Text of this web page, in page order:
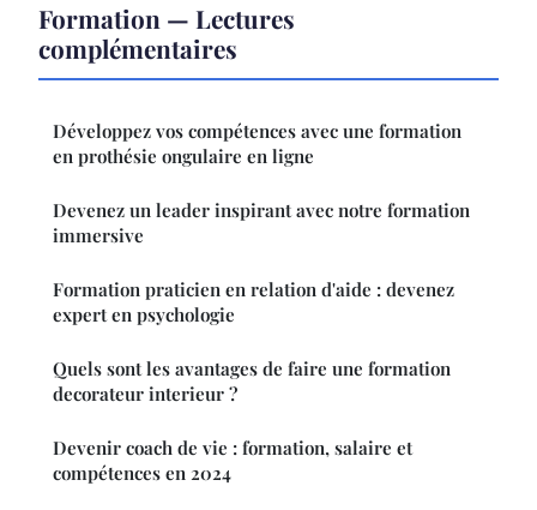
Formation — Lectures
complémentaires
Développez vos compétences avec une formation
en prothésie ongulaire en ligne
Devenez un leader inspirant avec notre formation
immersive
Formation praticien en relation d'aide : devenez
expert en psychologie
Quels sont les avantages de faire une formation
decorateur interieur ?
Devenir coach de vie : formation, salaire et
compétences en 2024